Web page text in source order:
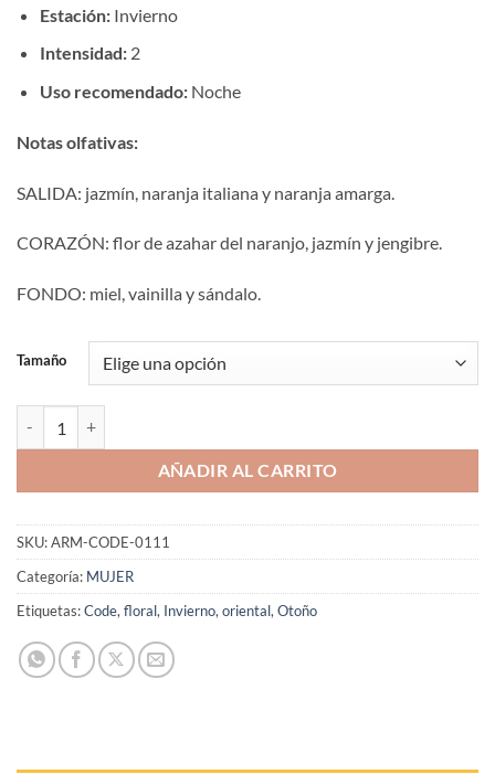
Estación:Invierno
Intensidad:2
Uso recomendado:Noche
Notas olfativas:
SALIDA: jazmín, naranja italiana y naranja amarga.
CORAZÓN: flor de azahar del naranjo, jazmín y jengibre.
FONDO: miel, vainilla y sándalo.
Tamaño
AÑADIR AL CARRITO
SKU:ARM-CODE-0111
Categoría: MUJER
Etiquetas:Code, floral, Invierno, oriental, Otoño